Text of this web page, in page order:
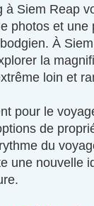
à Siem Reap
photos et
À
la
loin et
pour le
de
du
une nouvelle